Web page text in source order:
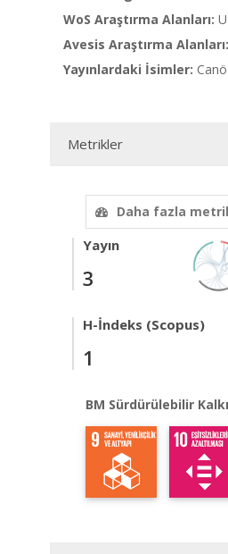
WoS Araştırma Alanları:
Avesis Araştırma Alanları:
Yayınlardaki İsimler:
Metrikler
Daha fazla
Yayın
3
H-İndeks (Scopus)
1
BM Sürdürülebilir